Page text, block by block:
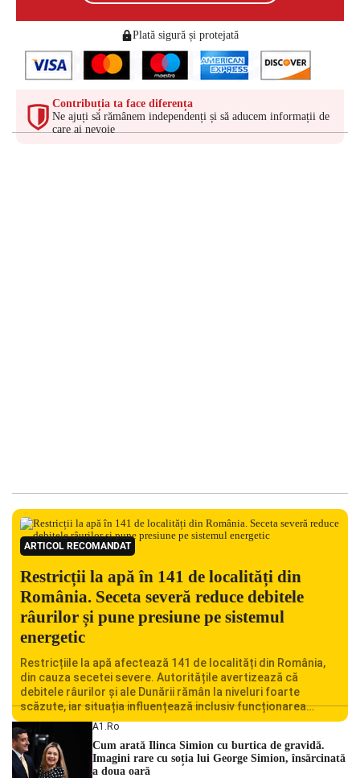
Plată sigură și protejată
Contribuția ta face diferența
Ne ajuți să rămânem independenți și să aducem informații de
care ai nevoie
ARTICOL RECOMANDAT
Restricții la apă în 141 de localități din
România. Seceta severă reduce debitele
râurilor și pune presiune pe sistemul
energetic
Restricțiile la apă afectează 141 de localități din România,
din cauza secetei severe. Autoritățile avertizează că
debitele râurilor și ale Dunării rămân la niveluri foarte
scăzute, iar situația influențează inclusiv funcționarea
Centralei Nucleare de la Cernavodă. România se confruntă
cu una dintre cele mai dificile perioade din punct de vedere
hidrologic din ultimii ani. Lipsa […]
A1.ro
Cum arată Ilinca Simion cu burtica de gravidă.
Imagini rare cu soția lui George Simion, însărcinată
a doua oară